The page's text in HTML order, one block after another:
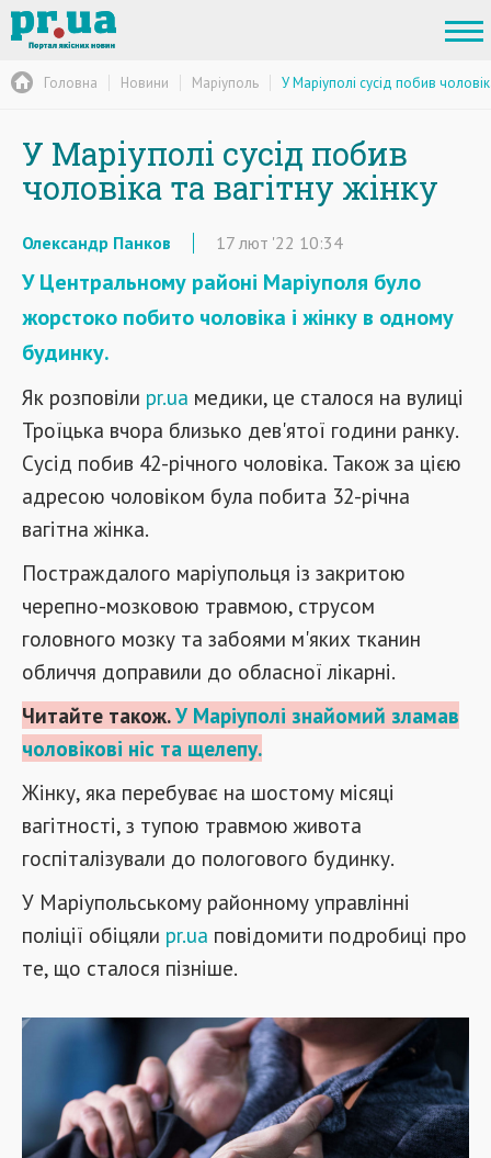
Головна Новини Маріуполь У Маріуполі сусід побив
У Маріуполі сусід побив
чоловіка та вагітну жінку
Олександр Панков 17 лют '22 10:34
У Центральному районі Маріуполя було
жорстоко побито чоловіка і жінку в одному
будинку.
Як розповіли pr.ua медики, це сталося на вулиці
Троїцька вчора близько дев'ятої години ранку.
Сусід побив 42-річного чоловіка. Також за цією
адресою чоловіком була побита 32-річна
вагітна жінка.
Постраждалого маріупольця із закритою
черепно-мозковою травмою, струсом
головного мозку та забоями м'яких тканин
обличчя доправили до обласної лікарні.
Читайте також.У Маріуполі знайомий зламав
чоловікові ніс та щелепу.
Жінку, яка перебуває на шостому місяці
вагітності, з тупою травмою живота
госпіталізували до пологового будинку.
У Маріупольському районному управлінні
поліції обіцяли pr.ua повідомити подробиці про
те, що сталося пізніше.